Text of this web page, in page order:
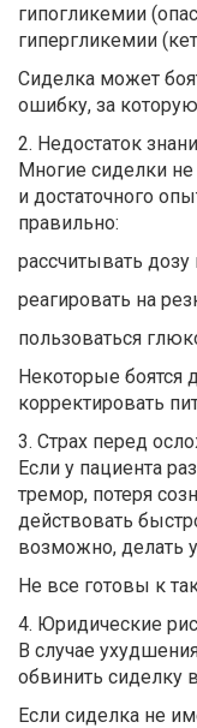
гипогликемии
гипергликемии
Сиделка может
ошибку, за
2. Недостаток
Многие сиделки
и достаточного
правильно:
рассчитывать дозу
реагировать на
пользоваться
Некоторые боятся
корректировать
3. Страх перед
Если у пациента
тремор, потеря
действовать
возможно, делать
Не все готовы к
4. Юридические
В случае
обвинить сиделку
Если сиделка не